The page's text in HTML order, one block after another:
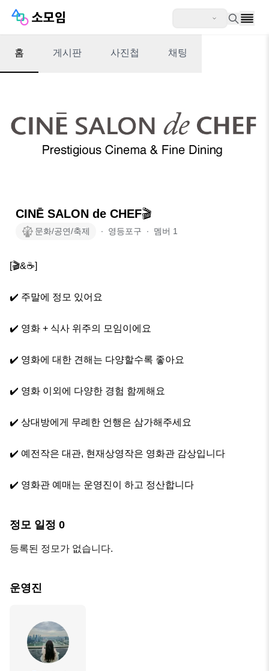
홈 게시판 사진첩 채팅
CINĒ SALON de CHEF🎬
문화/공연/축제 ∙ 영등포구 ∙ 멤버 1
[🎬&☕️]
✔️ 주말에 정모 있어요
✔️ 영화 + 식사 위주의 모임이에요
✔️ 영화에 대한 견해는 다양할수록 좋아요
✔️ 영화 이외에 다양한 경험 함께해요
✔️ 상대방에게 무례한 언행은 삼가해주세요
✔️ 예전작은 대관, 현재상영작은 영화관 감상입니다
✔️ 영화관 예매는 운영진이 하고 정산합니다
정모 일정 0
등록된 정모가 없습니다.
운영진